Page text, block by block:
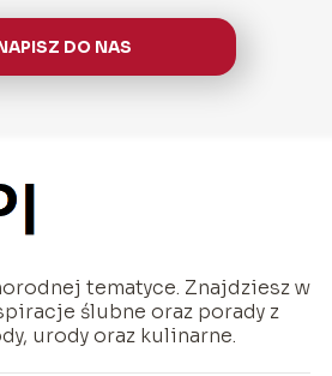
DO NAS
tematyce. Znajdziesz w
ślubne oraz porady z
urody oraz kulinarne.